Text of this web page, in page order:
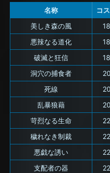
名称 コ
美しき森の風
18
悪辣なる道化
18
破滅と狂信
18
洞穴の捕食者
20
死線
20
乱暴狼藉
20
苛烈なる生命
22
穢れなき制裁
22
悪戯な誘い
22
支配者の器
22